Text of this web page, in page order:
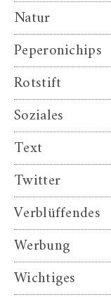
Natur
Peperonichips
Rotstift
Soziales
Text
Twitter
Verblüffendes
Werbung
Wichtiges